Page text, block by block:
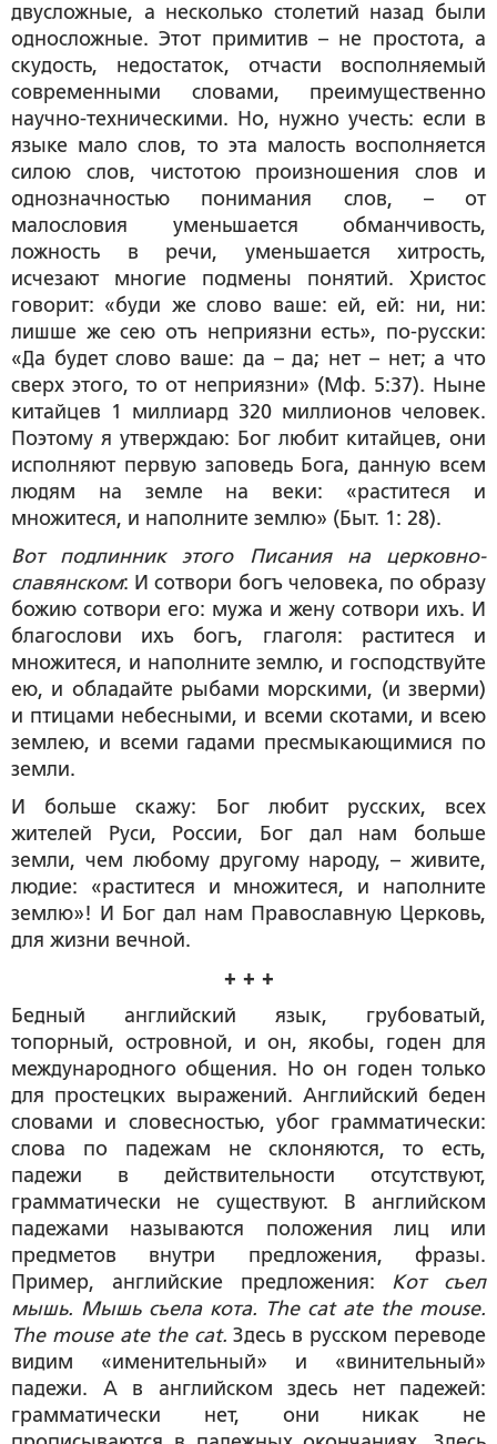
двусложные, а несколько столетий назад были
односложные. Этот примитив – не простота, а
скудость, недостаток, отчасти восполняемый
современными словами, преимущественно
научно-техническими. Но, нужно учесть: если в
языке мало слов, то эта малость восполняется
силою слов, чистотою произношения слов и
однозначностью понимания слов, – от
малословия уменьшается обманчивость,
ложность в речи, уменьшается хитрость,
исчезают многие подмены понятий. Христос
говорит: «буди же слово ваше: ей, ей: ни, ни:
лишше же сею отъ неприязни есть», по-русски:
«Да будет слово ваше: да – да; нет – нет; а что
сверх этого, то от неприязни» (Мф. 5:37). Ныне
китайцев 1 миллиард 320 миллионов человек.
Поэтому я утверждаю: Бог любит китайцев, они
исполняют первую заповедь Бога, данную всем
людям на земле на веки: «раститеся и
множитеся, и наполните землю» (Быт. 1: 28).
Вот подлинник этого Писания на церковно-
славянском: И сотвори богъ человека, по образу
божию сотвори его: мужа и жену сотвори ихъ. И
благослови ихъ богъ, глаголя: раститеся и
множитеся, и наполните землю, и господствуйте
ею, и обладайте рыбами морскими, (и зверми)
и птицами небесными, и всеми скотами, и всею
землею, и всеми гадами пресмыкающимися по
земли.
И больше скажу: Бог любит русских, всех
жителей Руси, России, Бог дал нам больше
земли, чем любому другому народу, – живите,
людие: «раститеся и множитеся, и наполните
землю»! И Бог дал нам Православную Церковь,
для жизни вечной.
+ + +
Бедный английский язык, грубоватый,
топорный, островной, и он, якобы, годен для
международного общения. Но он годен только
для простецких выражений. Английский беден
словами и словесностью, убог грамматически:
слова по падежам не склоняются, то есть,
падежи в действительности отсутствуют,
грамматически не существуют. В английском
падежами называются положения лиц или
предметов внутри предложения, фразы.
Пример, английские предложения: Кот съел
мышь. Мышь съела кота. The cat ate the mouse.
The mouse ate the cat. Здесь в русском переводе
видим «именительный» и «винительный»
падежи. А в английском здесь нет падежей:
грамматически нет, они никак не